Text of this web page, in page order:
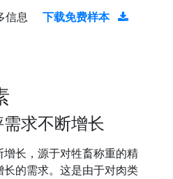
信息 下载免费样本
求不断增长
长，源于对牲畜称重的精
的需求。这是由于对肉类